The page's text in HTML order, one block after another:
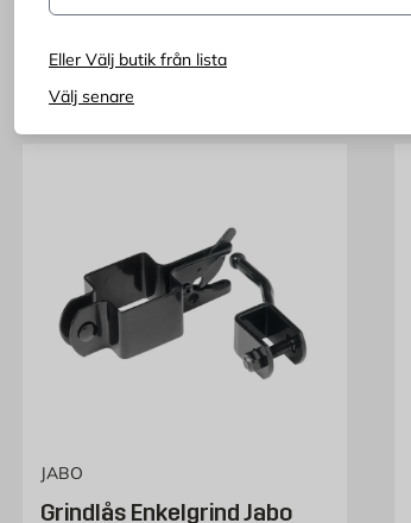
Eller Välj butik från lista
Välj senare
JABO
Grindlås Enkelgrind Jabo